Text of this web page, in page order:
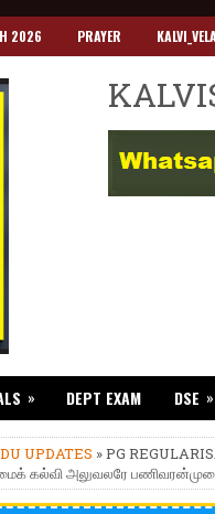
2026 PRAYER
» DEPT EXAM DSE »
UPDATES » PG
கல்வி அலுவலரே